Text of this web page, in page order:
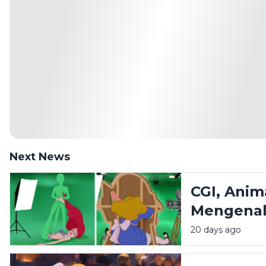
Next News
CGI,
Dunia
20 days ago